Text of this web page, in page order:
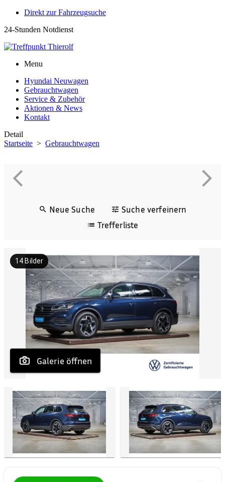
Direkt zur Fahrzeugsuche
24-Stunden Notdienst
Menu
Hyundai Neuwagen
Gebrauchtwagen
Service & Zubehör
Aktionen & News
Kontakt
Detail
Startseite > Gebrauchtwagen
Neue Suche
Suche verfeinern
Trefferliste
Galerie öffnen
14 Bilder